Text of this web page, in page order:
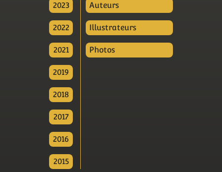
2023
2022
2021
2019
2018
2017
2016
2015
Auteurs
Illustrateurs
Photos